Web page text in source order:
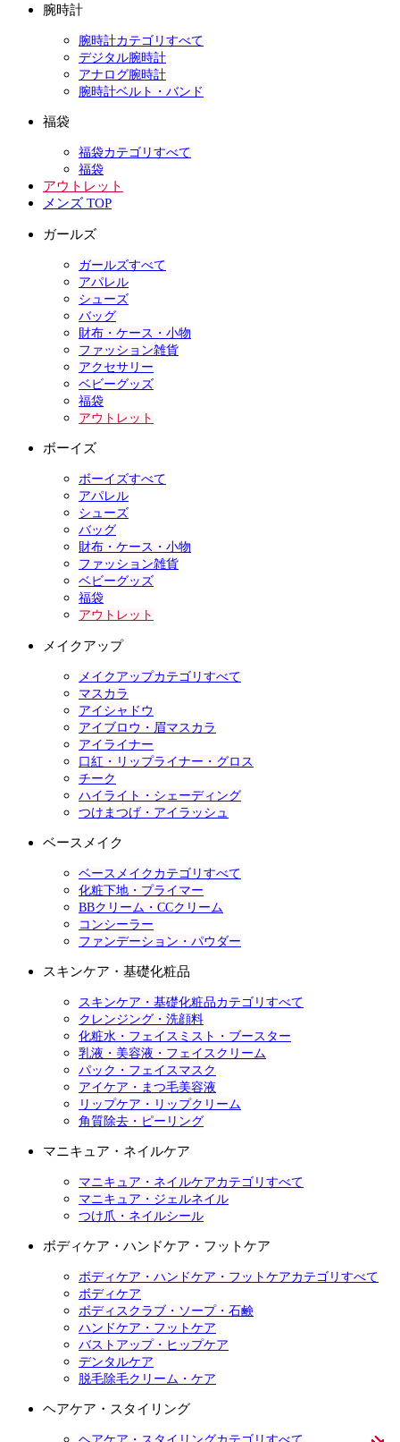
腕時計
腕時計カテゴリすべて
デジタル腕時計
アナログ腕時計
腕時計ベルト・バンド
福袋
福袋カテゴリすべて
福袋
アウトレット
メンズ TOP
ガールズ
ガールズすべて
アパレル
シューズ
バッグ
財布・ケース・小物
ファッション雑貨
アクセサリー
ベビーグッズ
福袋
アウトレット
ボーイズ
ボーイズすべて
アパレル
シューズ
バッグ
財布・ケース・小物
ファッション雑貨
ベビーグッズ
福袋
アウトレット
メイクアップ
メイクアップカテゴリすべて
マスカラ
アイシャドウ
アイブロウ・眉マスカラ
アイライナー
口紅・リップライナー・グロス
チーク
ハイライト・シェーディング
つけまつげ・アイラッシュ
ベースメイク
ベースメイクカテゴリすべて
化粧下地・プライマー
BBクリーム・CCクリーム
コンシーラー
ファンデーション・パウダー
スキンケア・基礎化粧品
スキンケア・基礎化粧品カテゴリすべて
クレンジング・洗顔料
化粧水・フェイスミスト・ブースター
乳液・美容液・フェイスクリーム
パック・フェイスマスク
アイケア・まつ毛美容液
リップケア・リップクリーム
角質除去・ピーリング
マニキュア・ネイルケア
マニキュア・ネイルケアカテゴリすべて
マニキュア・ジェルネイル
つけ爪・ネイルシール
ボディケア・ハンドケア・フットケア
ボディケア・ハンドケア・フットケアカテゴリすべて
ボディケア
ボディスクラブ・ソープ・石鹸
ハンドケア・フットケア
バストアップ・ヒップケア
デンタルケア
脱毛除毛クリーム・ケア
ヘアケア・スタイリング